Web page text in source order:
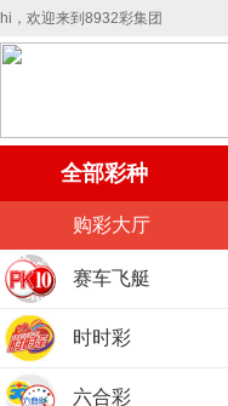
hi，欢迎来到8932彩集团
全部彩种